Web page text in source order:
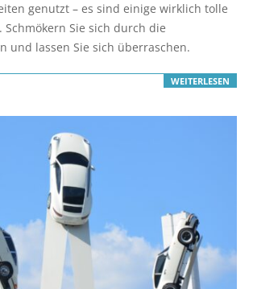
genutzt – es sind einige wirklich tolle
Sie sich durch die
und lassen Sie sich überraschen.
WEITERLESEN